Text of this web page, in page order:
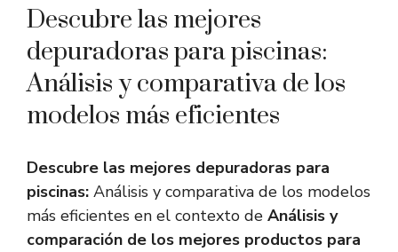
Descubre las mejores
depuradoras para piscinas:
Análisis y comparativa de los
modelos más eficientes
Descubre las mejores depuradoras para
piscinas: Análisis y comparativa de los modelos
más eficientes en el contexto de Análisis y
comparación de los mejores productos para